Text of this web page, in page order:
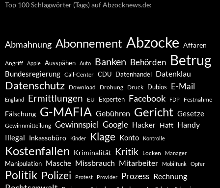
Top 100 Schlagwörter (Tags) auf Abzocknews.de:
Abmahnung Abonnement Abzocke Affären
Angriff Apple Ausspähen Auto Banken Behörden Betrug
Bundesregierung Call-Center CDU Datenhandel Datenklau
Datenschutz Download Drohung Druck Dubios E-Mail
England Ermittlungen EU Experten Facebook FDP Festnahme
Fälschung G-MAFIA Gebühren Gericht Gesetze
Gewinnmitteilung Gewinnspiel Google Hacker Haft Handy
Illegal Inkassobüro Kinder Klage Konto Kontrolle
Kostenfallen Kriminalität Kritik Locken Manager
Manipulation Masche Missbrauch Mitarbeiter Mobilfunk Opfer
Politik Polizei Protest Provider Prozess Rechnung